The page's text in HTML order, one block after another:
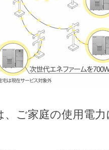
ご家庭の使用電